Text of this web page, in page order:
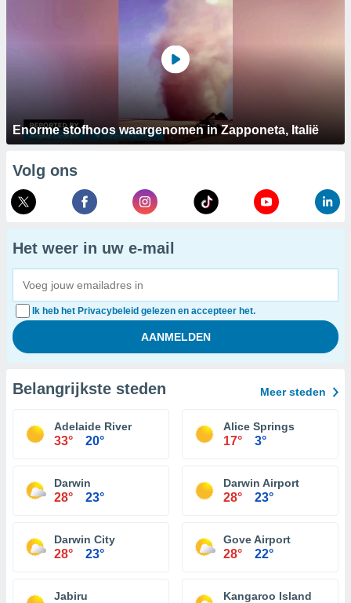
Enorme stofhoos waargenomen in Zapponeta, Italië
Volg ons
Het weer in uw e-mail
Ik heb het Privacybeleid gelezen en accepteer het.
Belangrijkste steden Meer steden
Adelaide River
33° 20°
Alice Springs
17° 3°
Darwin
28° 23°
Darwin Airport
28° 23°
Darwin City
28° 23°
Gove Airport
28° 22°
Jabiru Kangaroo Island